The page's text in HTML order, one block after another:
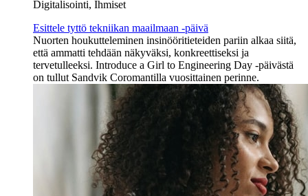
Digitalisointi, Ihmiset
Esittele tyttö tekniikan maailmaan -päivä
Nuorten houkutteleminen insinööritieteiden pariin alkaa siitä,
että ammatti tehdään näkyväksi, konkreettiseksi ja
tervetulleeksi. Introduce a Girl to Engineering Day -päivästä
on tullut Sandvik Coromantilla vuosittainen perinne.